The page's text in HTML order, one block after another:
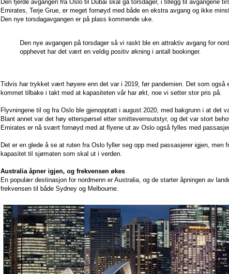
Den fjerde avgangen fra Oslo til Dubai skal gå torsdager, i tillegg til avgangene
Emirates, Terje Grue, er meget fornøyd med både en ekstra avgang og ikke
Den nye torsdagavgangen er på plass kommende uke.
Den nye avgangen på torsdager så vi raskt ble en attraktiv avgang for
opphevet har det vært en veldig positiv økning i antall bookinger.
Tidvis har trykket vært høyere enn det var i 2019, før pandemien. Det som også
kommet tilbake i takt med at kapasiteten vår har økt, noe vi setter stor pris på.
Flyvningene til og fra Oslo ble gjenopptatt i august 2020, med bakgrunn i at det
Blant annet var det høy etterspørsel etter smittevernsutstyr, og det var stort
Emirates er nå svært fornøyd med at flyene ut av Oslo også fylles med
Det er en glede å se at ruten fra Oslo fyller seg opp med passasjerer igjen,
kapasitet til sjømaten som skal ut i verden.
Australia åpner igjen, og frekvensen økes
En populær destinasjon for nordmenn er Australia, og de starter åpningen av
frekvensen til både Sydney og Melbourne.